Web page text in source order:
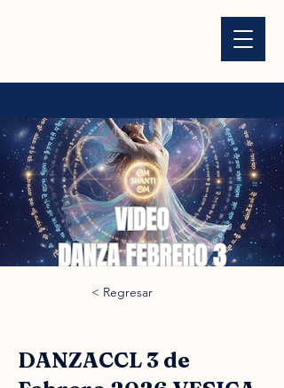
< Regresar
DANZACCL 3 de